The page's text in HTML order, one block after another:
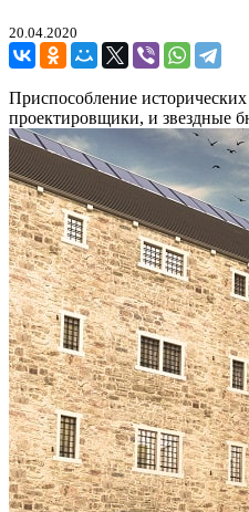
20.04.2020
Приспособление
проектировщики, и звездные